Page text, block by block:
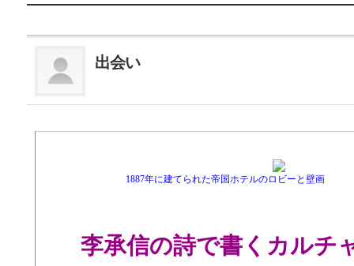
出会い
1887年に建てられた帝国ホテルのロビ
李承信の詩で書くカルチ